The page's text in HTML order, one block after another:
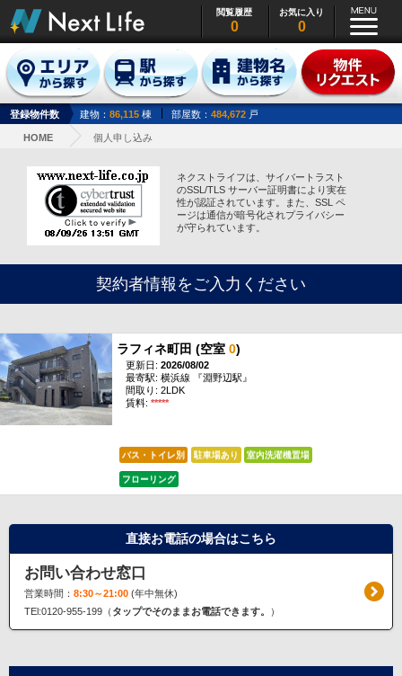
閲覧履歴
0
お気に入り
0
登録物件数 建物： 86,115 棟 部屋数： 484,672 戸
HOME 個人申し込み
ネクストライフは、サイバートラスト
のSSL/TLS サーバー証明書により実在
性が認証されています。また、SSL ペ
ージは通信が暗号化されプライバシー
が守られています。
契約者情報をご入力ください
ラフィネ町田 (空室 0)
更新日: 2026/08/02
最寄駅: 横浜線 『淵野辺駅』
間取り: 2LDK
賃料: *****
バス・トイレ別 駐車場あり 室内洗濯機置場
フローリング
直接お電話の場合はこちら
お問い合わせ窓口
営業時間： 8:30～21:00(年中無休)
TEl:0120-955-199（ タップでそのままお電話できます。 ）